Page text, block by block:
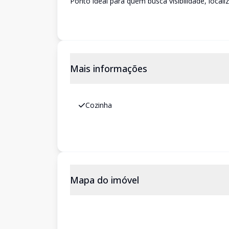
Mais informações
Cozinha
Mapa do imóvel